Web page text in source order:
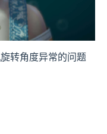
转角度异常的问题